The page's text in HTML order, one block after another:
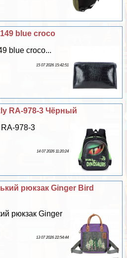
blue croco
blue croco...
15 07 2026 15:42:51
RA-978-3 Чёрный
978-3
14 07 2026 11:20:24
рюкзак Ginger Bird
рюкзак Ginger
13 07 2026 22:54:44